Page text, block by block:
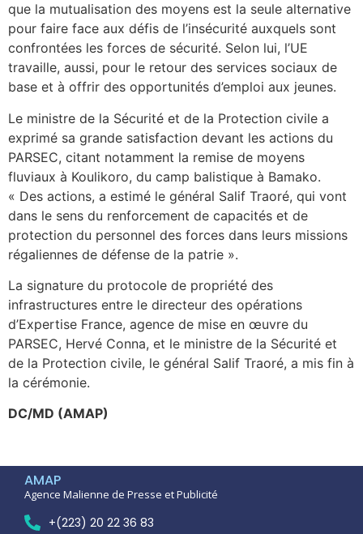
que la mutualisation des moyens est la seule alternative
pour faire face aux défis de l’insécurité auxquels sont
confrontées les forces de sécurité. Selon lui, l’UE
travaille, aussi, pour le retour des services sociaux de
base et à offrir des opportunités d’emploi aux jeunes.
Le ministre de la Sécurité et de la Protection civile a
exprimé sa grande satisfaction devant les actions du
PARSEC, citant notamment la remise de moyens
fluviaux à Koulikoro, du camp balistique à Bamako.
« Des actions, a estimé le général Salif Traoré, qui vont
dans le sens du renforcement de capacités et de
protection du personnel des forces dans leurs missions
régaliennes de défense de la patrie ».
La signature du protocole de propriété des
infrastructures entre le directeur des opérations
d’Expertise France, agence de mise en œuvre du
PARSEC, Hervé Conna, et le ministre de la Sécurité et
de la Protection civile, le général Salif Traoré, a mis fin à
la cérémonie.
DC/MD (AMAP)
AMAP
Agence Malienne de Presse et Publicité
+(223) 20 22 36 83